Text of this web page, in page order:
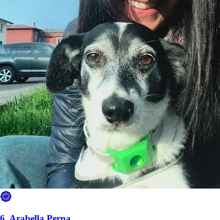
Ricevi aggiornamenti e foto mentre il tuo pet viene accudito, e tutta
la cronologia resta salvata nella chat di Sittsy.
🗓️
Programma di cura e tempo massimo da solo
Imposti tu la routine del tuo pet e per quanto tempo può restare da
solo; il pet sitter la vede e Sittsy aiuta a far sì che venga rispettata.
Pensato per i pet con ansia da separazione.
🐾
Vedi gli altri pet del sitter
Nel suo profilo e calendario vedi quali altri pet ha o ospita in quei
giorni. Quando prenoti ti diciamo se il tuo pet sarà insieme ad altri,
così puoi confermare che siano compatibili.
Ciò che i proprietari apprezzano di più a Treviso
Parole che compaiono più spesso nelle recensioni